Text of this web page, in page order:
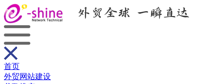
首页
外贸网站建设